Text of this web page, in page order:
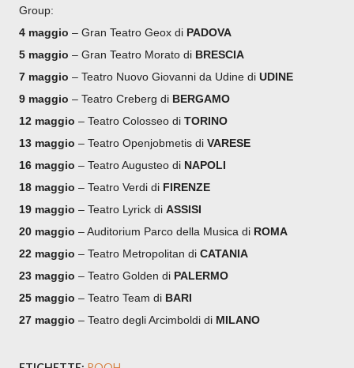
Group:
4 maggio – Gran Teatro Geox di PADOVA
5 maggio – Gran Teatro Morato di BRESCIA
7 maggio – Teatro Nuovo Giovanni da Udine di UDINE
9 maggio – Teatro Creberg di BERGAMO
12 maggio – Teatro Colosseo di TORINO
13 maggio – Teatro Openjobmetis di VARESE
16 maggio – Teatro Augusteo di NAPOLI
18 maggio – Teatro Verdi di FIRENZE
19 maggio – Teatro Lyrick di ASSISI
20 maggio – Auditorium Parco della Musica di ROMA
22 maggio – Teatro Metropolitan di CATANIA
23 maggio – Teatro Golden di PALERMO
25 maggio – Teatro Team di BARI
27 maggio – Teatro degli Arcimboldi di MILANO